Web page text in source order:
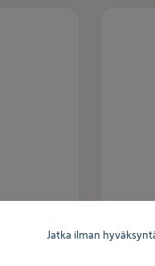
Viite.
Jatka ilman